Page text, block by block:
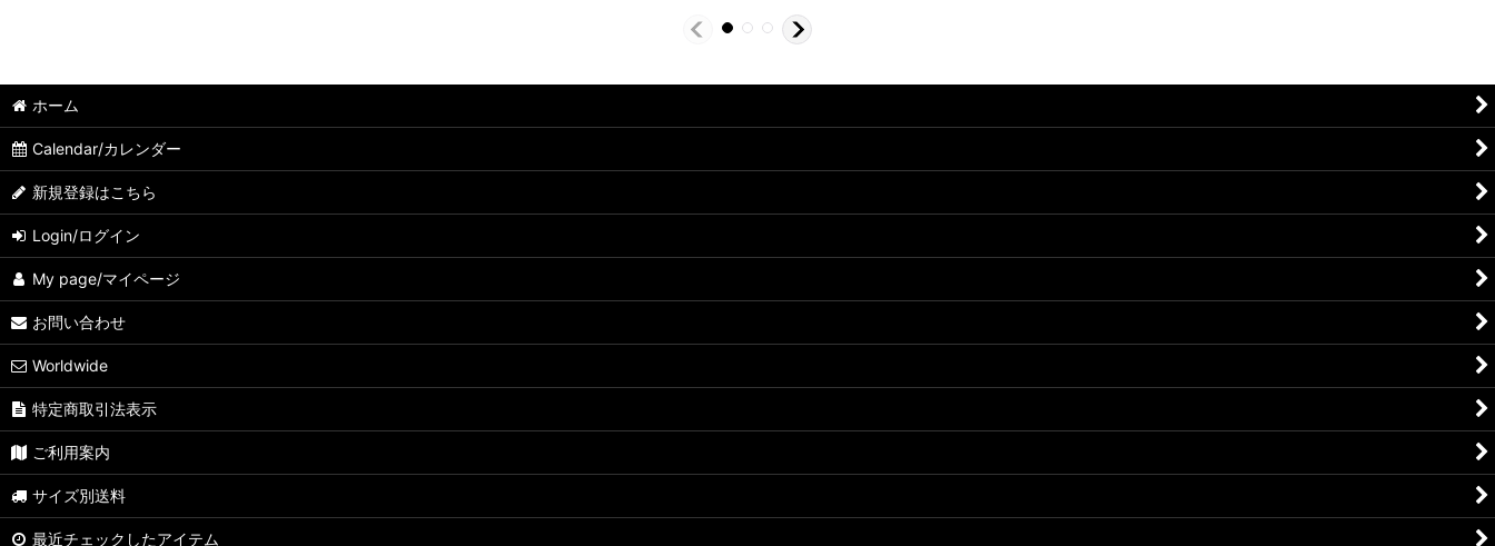
ホーム
Calendar/カレンダー
新規登録はこちら
Login/ログイン
My page/マイページ
お問い合わせ
Worldwide
特定商取引法表示
ご利用案内
サイズ別送料
最近チェックしたアイテム